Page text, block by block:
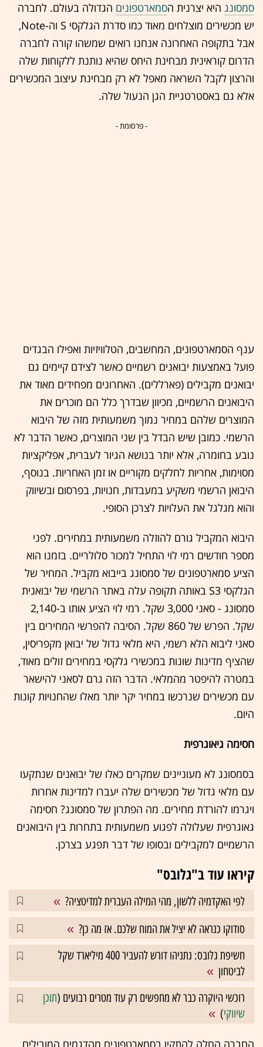
סמסונג היא יצרנית הסמארטפונים הגדולה בעולם. לחברה
יש מכשירים מוצלחים מאוד כמו סדרת הגלקסי S וה-Note,
אבל בתקופה האחרונה אנחנו רואים שמשהו קורה לחברה
הדרום קוראינית מבחינת היחס שהיא נותנת ללקוחות שלה
והרצון לקבל השראה מאפל לא רק מבחינת עיצוב המכשירים
אלא גם באסטרטגיית הגן הנעול שלה.
- פרסומת -
ענף הסמארטפונים, המחשבים, הטלוויזיות ואפילו הבגדים
פועל באמצעות יבואנים רשמיים כאשר לצידם קיימים גם
יבואנים מקבילים (פארללים). האחרונים מפחידים מאוד את
היבואנים הרשמיים, מכיוון שבדרך כלל הם מוכרים את
המוצרים שלהם במחיר נמוך משמעותית מזה של היבוא
הרשמי. כמובן שיש הבדל בין שני המוצרים, כאשר הדבר לא
נובע בחומרה, אלא יותר בנושא הגיור לעברית, אפליקציות
מסוימות, אחריות לחלקים מקוריים או זמן האחריות. בנוסף,
היבואן הרשמי משקיע במעבדות, חנויות, בפרסום ובשיווק
והוא מגלגל את העלויות לצרכן הסופי.
היבוא המקביל גורם להוזלה משמעותית במחירים. לפני
מספר חודשים רמי לוי התחיל למכור סלולריים. בזמנו הוא
הציע סמארטפונים של סמסונג בייבוא מקביל. המחיר של
הגלקסי S3 באותה תקופה עלה באתר הרשמי של יבואנית
סמסונג - סאני 3,000 שקל. רמי לוי הציע אותו ב-2,140
שקל. הפרש של 860 שקל. הסיבה להפרשי המחירים בין
סאני ליבוא הלא רשמי, היא מלאי גדול של יבואן מקפריסין,
שהציף מדינות שונות במכשירי גלקסי במחירים זולים מאוד,
במטרה להיפטר מהמלאי. הדבר הזה גרם לסאני להישאר
עם מכשירים שנרכשו במחיר יקר יותר מאלו שהחנויות קונות
היום.
חסימה גיאוגרפית
בסמסונג לא מעוניינים שמקרים כאלו של יבואנים שנתקעו
עם מלאי גדול של מכשירים שלה יעברו למדינות אחרות
ויגרמו להורדת מחירים. מה הפתרון של סמסונג? חסימה
גאוגרפית שעלולה לפגוע משמעותית בתחרות בין היבואנים
הרשמיים למקבילים ובסופו של דבר תפגע בצרכן.
קיראו עוד ב"גלובס"
לפי האקדמיה ללשון, מהי המילה העברית למדיטציה?
סודוקו כנראה לא יציל את המוח שלכם. אז מה כן?
חשיפת גלובס: נתניהו דורש להעביר 400 מיליארד שקל
לביטחון
רוכשי היוקרה כבר לא מחפשים רק עוד מטרים רבועים (תוכן
שיווקי)
החברה החלה להתקין בסמארטפונים מהדגמים המובילים